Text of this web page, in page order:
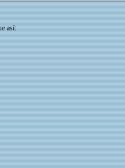
así: